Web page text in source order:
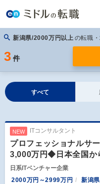
新潟県/2000万円以上 の転職
3 件
すべて
NEW ITコンサルタント
プロフェッショナルサ
3,000万円◆日本全国か
日系ITベンチャー企業
2000万円～2999万円
新潟